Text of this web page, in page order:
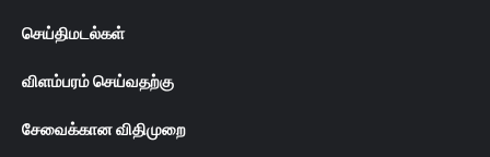
செய்திமடல்கள்
விளம்பரம் செய்வதற்கு
சேவைக்கான விதிமுறை